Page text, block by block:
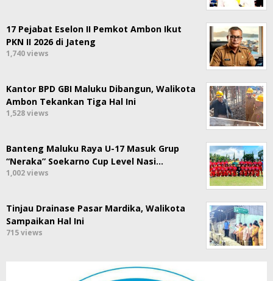
17 Pejabat Eselon II Pemkot Ambon Ikut
PKN II 2026 di Jateng
1,740 views
Kantor BPD GBI Maluku Dibangun, Walikota
Ambon Tekankan Tiga Hal Ini
1,528 views
Banteng Maluku Raya U-17 Masuk Grup
“Neraka” Soekarno Cup Level Nasi…
1,002 views
Tinjau Drainase Pasar Mardika, Walikota
Sampaikan Hal Ini
715 views